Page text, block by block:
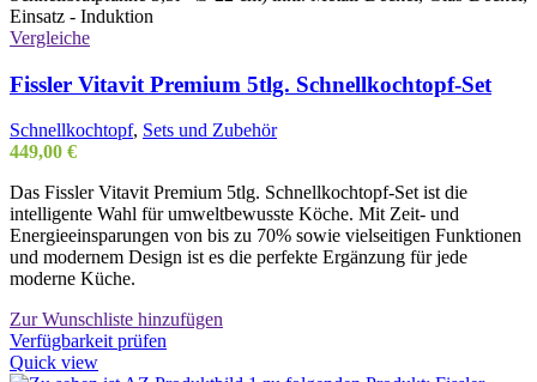
Vergleiche
Fissler Vitavit Premium 5tlg. Schnellkochtopf-Set
Schnellkochtopf, Sets und Zubehör
449,00 €
Das Fissler Vitavit Premium 5tlg. Schnellkochtopf-Set ist die
intelligente Wahl für umweltbewusste Köche. Mit Zeit- und
Energieeinsparungen von bis zu 70% sowie vielseitigen Funktionen
und modernem Design ist es die perfekte Ergänzung für jede
moderne Küche.
Zur Wunschliste hinzufügen
Verfügbarkeit prüfen
Quick view